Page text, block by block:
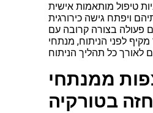
טיפול מותאמות אישית
ויפתח גישה כירורגית
פעולה בצורה קרובה עם
לפני הניתוח, מנתחי
ממנתחי